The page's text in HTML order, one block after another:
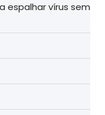
espalhar vírus sem